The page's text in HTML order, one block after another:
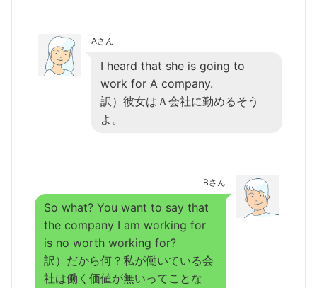
Aさん
I heard that she is going to
work for A company.
訳）彼女はＡ会社に勤めるそう
よ。
Bさん
So what? You want to say that
the company I am working for
is no worth working for?
訳）だから何？私が働いている会
社は働く価値が無いってことな